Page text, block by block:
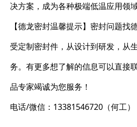
决方案，成为各种极端低温应用领域
【德龙密封温馨提示】密封问题找
受定制密封件，从设计到研发，从
务。有更多想了解的信息可以直接
品专家竭诚为您服务！
电话/微信：13381546720（何工）